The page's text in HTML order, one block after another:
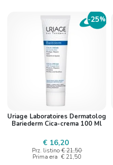
-25%
Uriage Laboratoires Dermatolog
Bariederm Cica-crema 100 Ml
€ 16,20
Prz. listino € 21,50
Prima era € 21,50